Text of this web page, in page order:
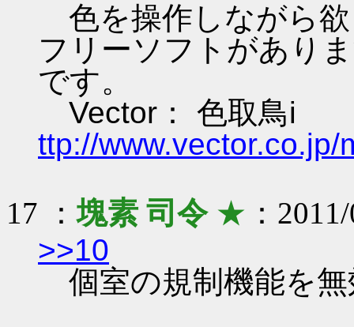
色を操作しながら
フリーソフトがあり
です。
Vector： 色取鳥i
ttp://
17 ：塊素 司令★ ：
>>10
個室の規制機能を